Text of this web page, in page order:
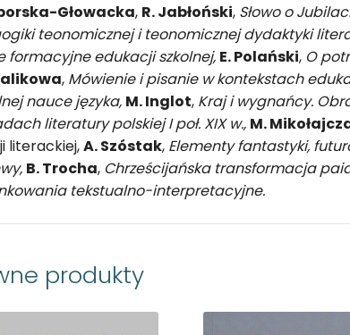
Głowacka, R. Jabłoński, Słowo o
teonomicznej i teonomicznej dydaktyki
formacyjne edukacji szkolnej, E. Polański, O
, Mówienie i pisanie w kontekstach
nauce języka, M. Inglot, Kraj i wygnańcy.
literatury polskiej I poł. XIX w., M.
literackiej,A. Szóstak, Elementy fantastyki,
B. Trocha, Chrześcijańska transformacja
tekstualno-interpretacyjne.
produkty